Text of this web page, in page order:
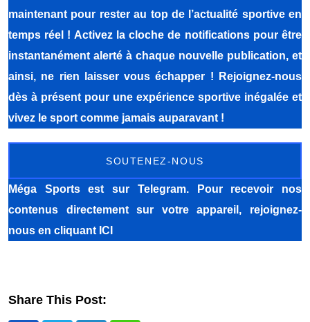
maintenant pour rester au top de l’actualité sportive en
temps réel ! Activez la cloche de notifications pour être
instantanément alerté à chaque nouvelle publication, et
ainsi, ne rien laisser vous échapper ! Rejoignez-nous
dès à présent pour une expérience sportive inégalée et
vivez le sport comme jamais auparavant !
SOUTENEZ-NOUS
Méga Sportsest sur Telegram. Pour recevoir nos
contenus directement sur votre appareil, rejoignez-
nous en cliquant ICI
Share This Post: